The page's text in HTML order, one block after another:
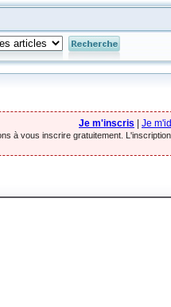
Je m'inscris Je
à vous inscrire gratuitement.